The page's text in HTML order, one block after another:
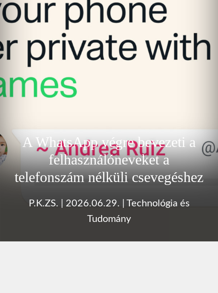
A WhatsApp végre bevezeti a
felhasználóneveket a
telefonszám nélküli csevegéshez
P.K.ZS. 2026.06.29.
Technológia és
Tudomány